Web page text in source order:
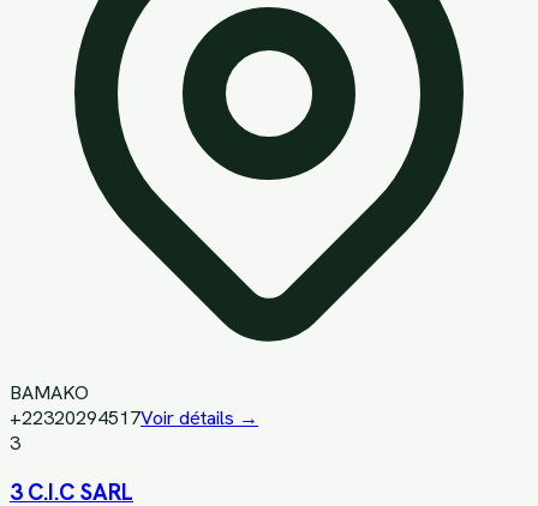
BAMAKO
+22320294517Voir détails →
3
3 C.I.C SARL